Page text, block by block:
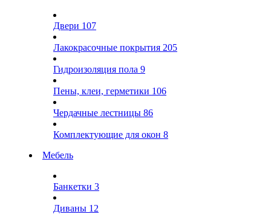
Двери 107
Лакокрасочные покрытия 205
Гидроизоляция пола 9
Пены, клеи, герметики 106
Чердачные лестницы 86
Комплектующие для окон 8
Мебель
Банкетки 3
Диваны 12